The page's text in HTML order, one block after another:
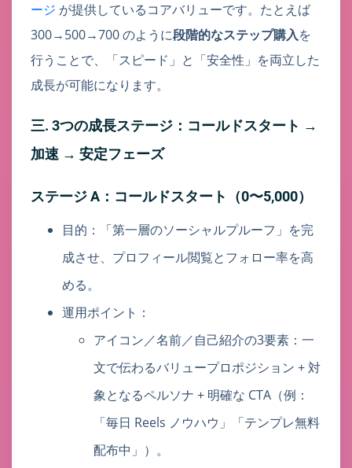
ージ が提供しているコアバリューです。たとえば
300→500→700 のように段階的なステップ購入を
行うことで、「スピード」と「安全性」を両立した
成長が可能になります。
三. 3つの成長ステージ：コールドスタート →
加速 → 安定フェーズ
ステージ A：コールドスタート（0〜5,000）
目的：「第一層のソーシャルプルーフ」を完
成させ、プロフィール閲覧とフォロー率を高
める。
運用ポイント：
アイコン／名前／自己紹介の3要素：一
文で伝わるバリュープロポジション + 対
象となるペルソナ + 明確な CTA（例：
「毎日 Reels ノウハウ」「テンプレ無料
配布中」）。